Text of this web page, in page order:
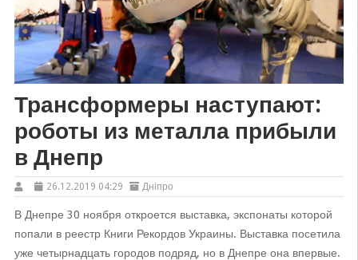
Трансформеры наступают:
роботы из металла прибыли
в Днепр
26.12.2019 04:29 Дніпро
В Днепре 30 ноября откроется выставка, экспонаты которой
попали в реестр Книги Рекордов Украины. Выставка посетила
уже четырнадцать городов подряд, но в Днепре она впервые.